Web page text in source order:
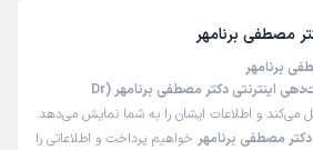
مصطفی برنامهر
برنامهر
این صفحه مثل سایت نوبت‌دهی اینترنتی دکتر مصطفی برنامهر (Dr
می‌کند و اطلاعات ایشان را به شما نمایش می‌دهد.
دکتر مصطفی برنامهر خواهیم پرداخت و اطلاعاتی را